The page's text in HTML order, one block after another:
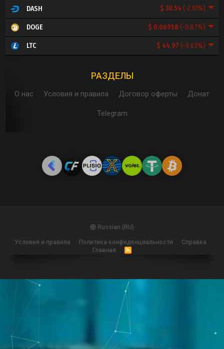
$ 30.54 (-2.61%)
DASH
$ 0.06958 (-0.87%)
DOGE
$ 44.97 (-0.63%)
LTC
РАЗДЕЛЫ
О нас Условия и правила Договор оферты Донат
Telegram
Russian (RU)
Условия и правила Политика конфиденциальности
Справка
Главная
R